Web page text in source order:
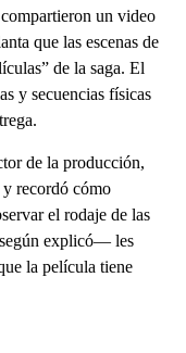
un video
que las escenas de
de la saga. El
y secuencias físicas
de la producción,
y recordó cómo
el rodaje de las
explicó— les
la película tiene